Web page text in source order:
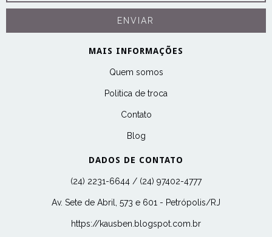
MAIS INFORMAÇÕES
Quem somos
Politica de troca
Contato
Blog
DADOS DE CONTATO
(24) 2231-6644 / (24) 97402-4777
Av. Sete de Abril, 573 e 601 - Petrópolis/RJ
https://kausben.blogspot.com.br